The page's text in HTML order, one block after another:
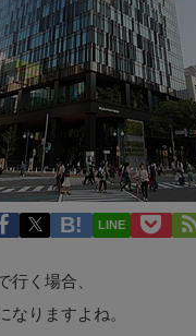
LINE
行く場合、
なりますよね。